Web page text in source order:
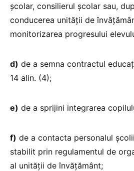
școlar, consilierul școlar sau,
conducerea unității de
monitorizarea progresului
d) de a semna contractul
14 alin. (4);
e) de a sprijini integrarea
f) de a contacta personalul
stabilit prin regulamentul de
al unității de învățământ;